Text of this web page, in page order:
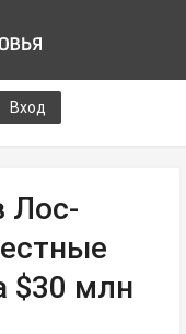
Вход
Лос-
$30 млн